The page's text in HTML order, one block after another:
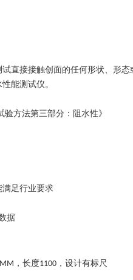
直接接触创面的任何形状、形
能测试仪。
验方法第三部分：阻水性》
足行业要求
据
，长度1100 ，设计有标尺